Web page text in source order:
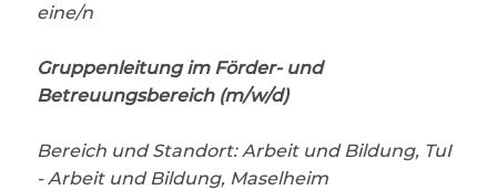
eine/n
Gruppenleitung im Förder- und
Betreuungsbereich (m/w/d)
Bereich und Standort: Arbeit und Bildung, TuI
- Arbeit und Bildung, Maselheim